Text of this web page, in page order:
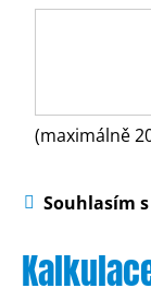
(maximálně
Souhlasím s